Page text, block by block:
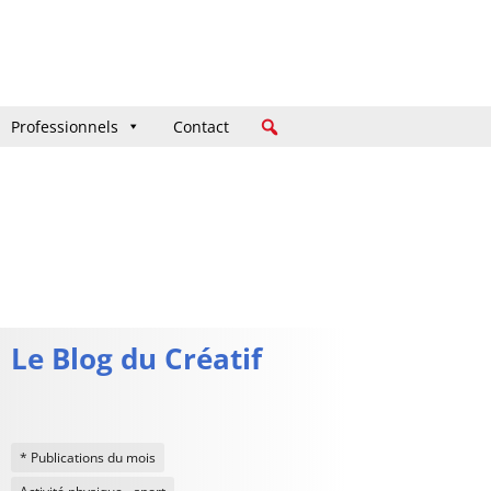
Professionnels Contact
Professionnels Contact
Le Blog du Créatif
* Publications du mois